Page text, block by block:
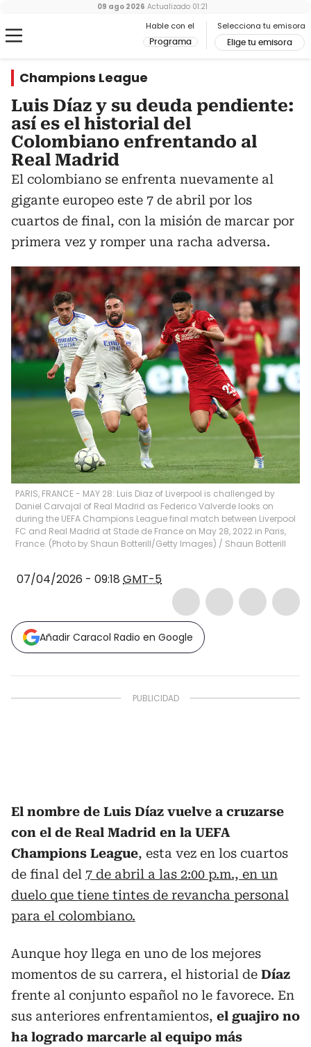
Hable con el
Programa
Selecciona tu emisora
Elige tu emisora
09 ago 2026 Actualizado 01:21
Champions League
Luis Díaz y su deuda pendiente:
así es el historial del
Colombiano enfrentando al
Real Madrid
El colombiano se enfrenta nuevamente al
gigante europeo este 7 de abril por los
cuartos de final, con la misión de marcar por
primera vez y romper una racha adversa.
PARIS, FRANCE - MAY 28: Luis Diaz of Liverpool is challenged by
Daniel Carvajal of Real Madrid as Federico Valverde looks on
during the UEFA Champions League final match between Liverpool
FC and Real Madrid at Stade de France on May 28, 2022 in Paris,
France. (Photo by Shaun Botterill/Getty Images) / Shaun Botterill
07/04/2026 - 09:18 GMT-5
Añadir Caracol Radio en Google
El nombre de Luis Díaz vuelve a cruzarse
con el de Real Madrid en la UEFA
Champions League, esta vez en los cuartos
de final del 7 de abril a las 2:00 p.m., en un
duelo que tiene tintes de revancha personal
para el colombiano.
Aunque hoy llega en uno de los mejores
momentos de su carrera, el historial de Díaz
frente al conjunto español no le favorece. En
sus anteriores enfrentamientos, el guajiro no
ha logrado marcarle al equipo más